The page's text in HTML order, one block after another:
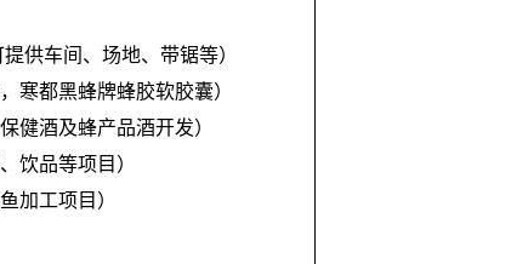
供车间、场地、带锯等）
寒都黑蜂牌蜂胶软胶囊）
健酒及蜂产品酒开发）
饮品等项目）
加工项目）